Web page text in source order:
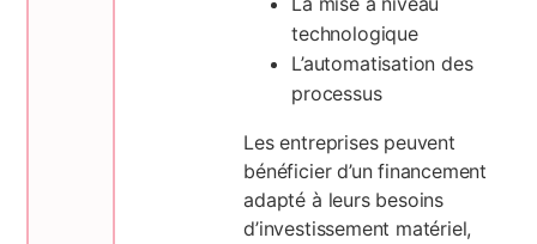
technologique
L’automatisation des
processus
Les entreprises peuvent
bénéficier d’un financement
adapté à leurs besoins
d’investissement matériel,